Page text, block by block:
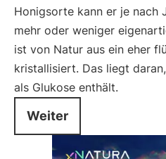
Honigsorte kann er je nach
mehr oder weniger
ist von Natur aus ein eher
kristallisiert. Das liegt
als Glukose enthält.
Weiter